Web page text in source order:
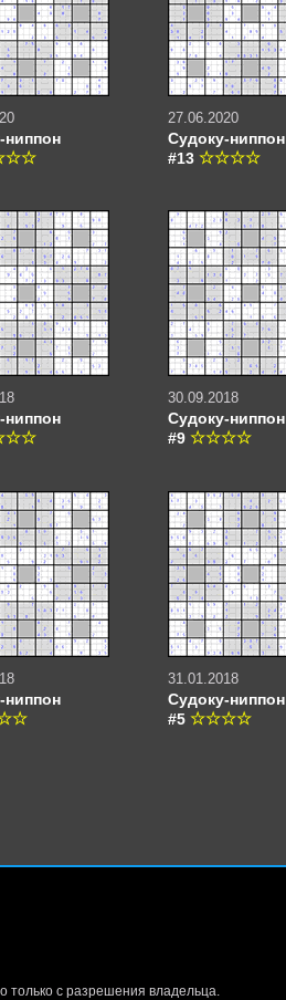
ниппон
27.06.2020
Судоку-ниппон
#13
ниппон
30.09.2018
Судоку-ниппон
#9
ниппон
31.01.2018
Судоку-ниппон
#5
только с разрешения владельца.